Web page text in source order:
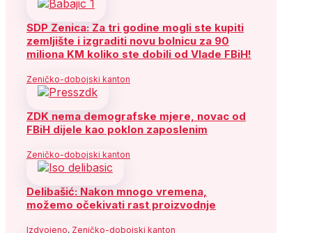
SDP Zenica: Za tri godine mogli ste kupiti
zemljište i izgraditi novu bolnicu za 90
miliona KM koliko ste dobili od Vlade FBiH!
Zeničko-dobojski kanton
ZDK nema demografske mjere, novac od
FBiH dijele kao poklon zaposlenim
Zeničko-dobojski kanton
Delibašić: Nakon mnogo vremena,
možemo očekivati rast proizvodnje
Izdvojeno, Zeničko-dobojski kanton